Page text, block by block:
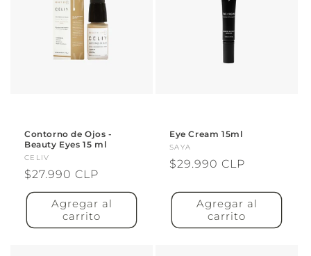
Contorno de Ojos -
Beauty Eyes 15 ml
Proveedor:
CELIV
Precio
habitual
$27.990 CLP
Agregar al
carrito
Eye Cream 15ml
Proveedor:
SAYA
Precio
$29.990 CLP
Agregar al
carrito